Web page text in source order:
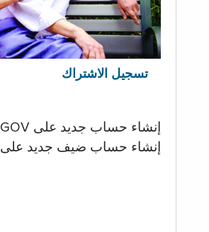
تسجيل الاشتراك
إنشاء حساب جديد على NY.GOV
إنشاء حساب ضيف جديد على SNAP